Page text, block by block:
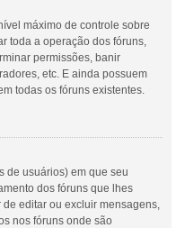
máximo de controle sobre
toda a operação dos fóruns,
permissões, banir
etc. E ainda possuem
todas os fóruns existentes.
de usuários) em que seu
dos fóruns que lhes
editar ou excluir mensagens,
nos fóruns onde são